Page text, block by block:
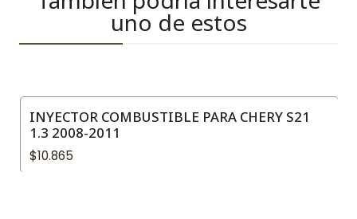
uno de estos
INYECTOR COMBUSTIBLE PARA CHERY S21
1.3 2008-2011
$10.865